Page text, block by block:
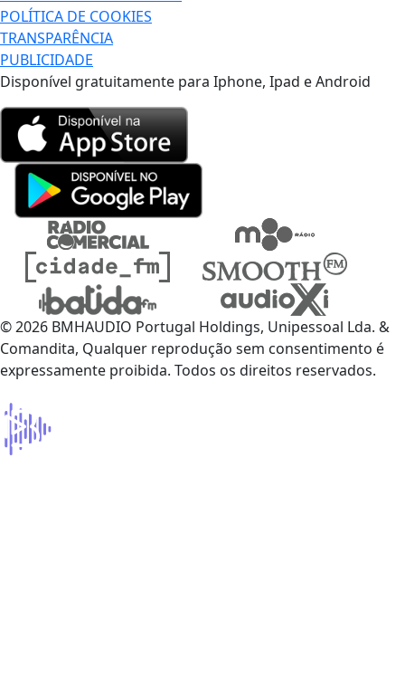
POLÍTICA DE COOKIES
TRANSPARÊNCIA
PUBLICIDADE
Disponível gratuitamente para Iphone, Ipad e Android
© 2026 BMHAUDIO Portugal Holdings, Unipessoal Lda. &
Comandita, Qualquer reprodução sem consentimento é
expressamente proibida. Todos os direitos reservados.